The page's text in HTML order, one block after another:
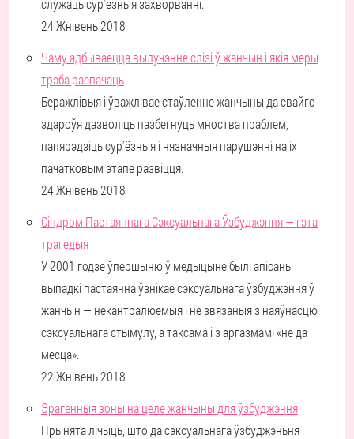
служаць сур'ёзныя захворванні.
24 Жнівень 2018
Чаму адбываецца вылучэнне слізі ў жанчын і якія меры
трэба распачаць
Беражлівыя і ўважлівае стаўленне жанчыны да свайго
здароўя дазволіць пазбегнуць мноства праблем,
папярэдзіць сур'ёзныя і нязначныя парушэнні на іх
пачатковым этапе развіцця.
24 Жнівень 2018
Сіндром Пастаяннага Сэксуальнага Ўзбуджэння — гэта
трагедыя
У 2001 годзе ўпершыню ў медыцыне былі апісаны
выпадкі пастаянна ўзнікае сэксуальнага ўзбуджэння ў
жанчын — некантралюемыя і не звязаныя з наяўнасцю
сэксуальнага стымулу, а таксама і з аргазмамі «не да
месца».
22 Жнівень 2018
Эрагенныя зоны на целе жанчыны для ўзбуджэння
Прынята лічыць, што да сэксуальнага ўзбуджэньня